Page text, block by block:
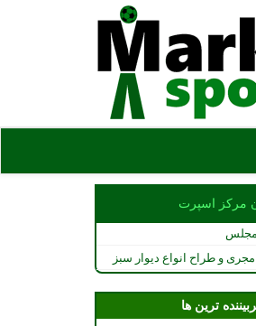
مركز اسپرت
مجلس
و طراح انواع دیوار سبز
ترین ها